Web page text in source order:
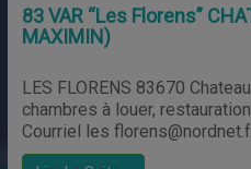
83 VAR “Les Florens”
MAXIMIN)
LES FLORENS 83670
chambres à louer,
Courriel les